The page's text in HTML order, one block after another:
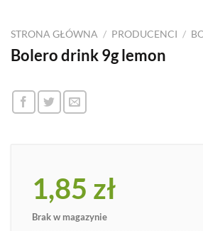
STRONA GŁÓWNA / PRODUCENCI /
Bolero drink 9g lemon
1,85 zł
Brak w magazynie